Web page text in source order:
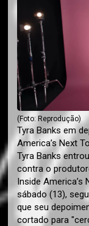
(Foto: Reprodução)
Tyra Banks em
America’s Next
Tyra Banks
contra o
Inside
sábado (13),
que seu
cortado para